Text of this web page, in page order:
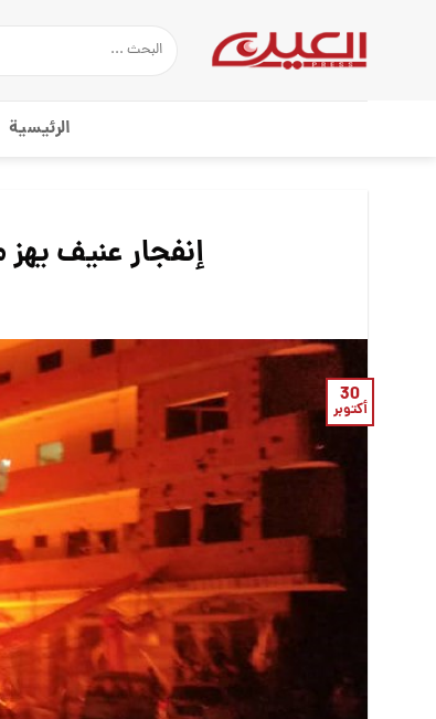
الرئيسية
إنفجار عنيف
30
أكتوبر